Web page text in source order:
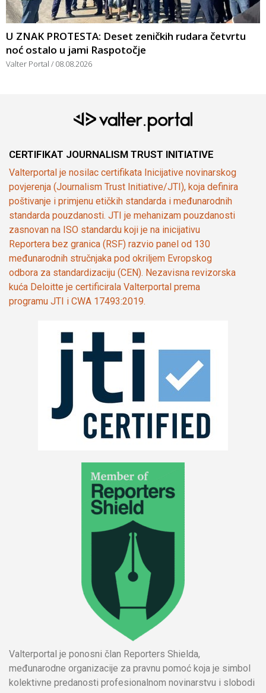
U ZNAK PROTESTA: Deset zeničkih rudara četvrtu
noć ostalo u jami Raspotočje
Valter Portal 08.08.2026
CERTIFIKAT JOURNALISM TRUST INITIATIVE
Valterportal je nosilac certifikata Inicijative novinarskog
povjerenja (Journalism Trust Initiative/JTI), koja definira
poštivanje i primjenu etičkih standarda i međunarodnih
standarda pouzdanosti. JTI je mehanizam pouzdanosti
zasnovan na ISO standardu koji je na inicijativu
Reportera bez granica (RSF) razvio panel od 130
međunarodnih stručnjaka pod okriljem Evropskog
odbora za standardizaciju (CEN). Nezavisna revizorska
kuća Deloitte je certificirala Valterportal prema
programu JTI i CWA 17493:2019.
Valterportal je ponosni član Reporters Shielda,
međunarodne organizacije za pravnu pomoć koja je simbol
kolektivne predanosti profesionalnom novinarstvu i slobodi